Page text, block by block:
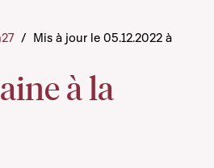
à la
/ Mis à jour le 05.12.2022 à